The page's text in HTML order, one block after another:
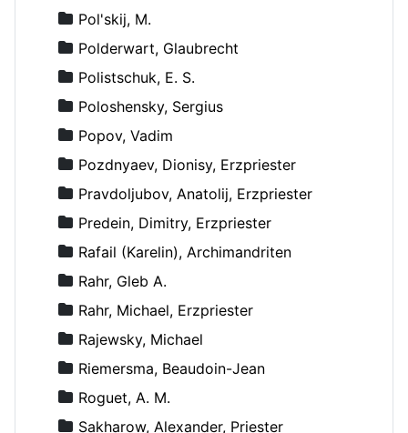
Pol'skij, M.
Polderwart, Glaubrecht
Polistschuk, E. S.
Poloshensky, Sergius
Popov, Vadim
Pozdnyaev, Dionisy, Erzpriester
Pravdoljubov, Anatolij, Erzpriester
Predein, Dimitry, Erzpriester
Rafail (Karelin), Archimandriten
Rahr, Gleb A.
Rahr, Michael, Erzpriester
Rajewsky, Michael
Riemersma, Beaudoin-Jean
Roguet, A. M.
Sakharow, Alexander, Priester